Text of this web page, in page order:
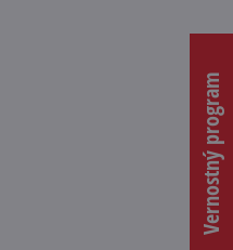
Vernostný program